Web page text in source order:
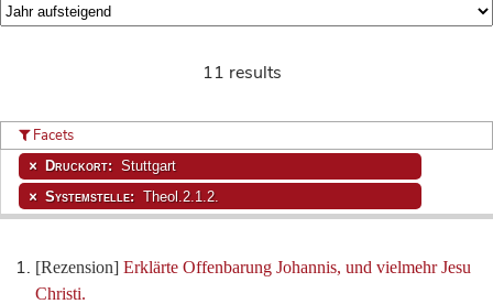
11 results
[Rezension] Erklärte Offenbarung Johannis, und vielmehr Jesu
Christi.
Facets
Druckort: Stuttgart
Systemstelle: Theol.2.1.2.